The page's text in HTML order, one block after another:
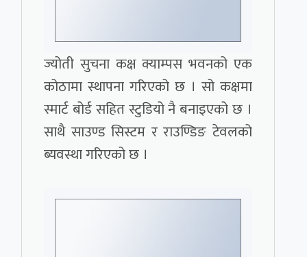
ज्योती सुचना कक्ष क्याम्पस भवनको एक
कोठामा स्थापना गरिएको छ । सो कक्षमा
स्मार्ट बोर्ड सहित स्टुडियो नै बनाइएको छ ।
साथै साउण्ड सिस्टम र राउण्डिङ टेवलको
ब्यवस्था गरिएको छ ।